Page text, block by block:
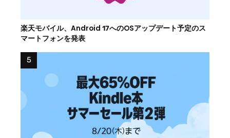
楽天モバイル、Android 17へのOSアップデート予定のス
マートフォンを発表